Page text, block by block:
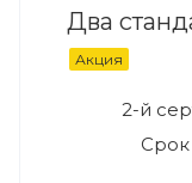
Два
Акция
2-й